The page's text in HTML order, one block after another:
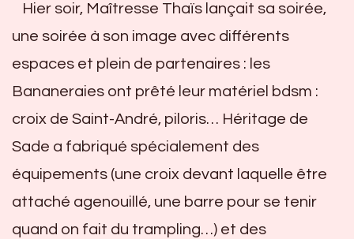
Hier soir, Maîtresse Thaïs lançait sa soirée,
une soirée à son image avec différents
espaces et plein de partenaires : les
Bananeraies ont prêté leur matériel bdsm :
croix de Saint-André, piloris… Héritage de
Sade a fabriqué spécialement des
équipements (une croix devant laquelle être
attaché agenouillé, une barre pour se tenir
quand on fait du trampling…) et des